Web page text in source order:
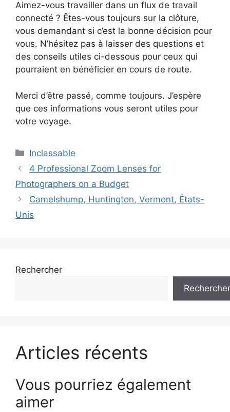
Aimez-vous travailler dans un flux de travail
connecté ? Êtes-vous toujours sur la clôture,
vous demandant si c’est la bonne décision pour
vous. N’hésitez pas à laisser des questions et
des conseils utiles ci-dessous pour ceux qui
pourraient en bénéficier en cours de route.
Merci d’être passé, comme toujours. J’espère
que ces informations vous seront utiles pour
votre voyage.
Catégories
Inclassable
Navigation
des
articles
4 Professional Zoom Lenses for
Photographers on a Budget
Camelshump, Huntington, Vermont, États-
Unis
Rechercher
Rechercher
Articles récents
Vous pourriez également
aimer